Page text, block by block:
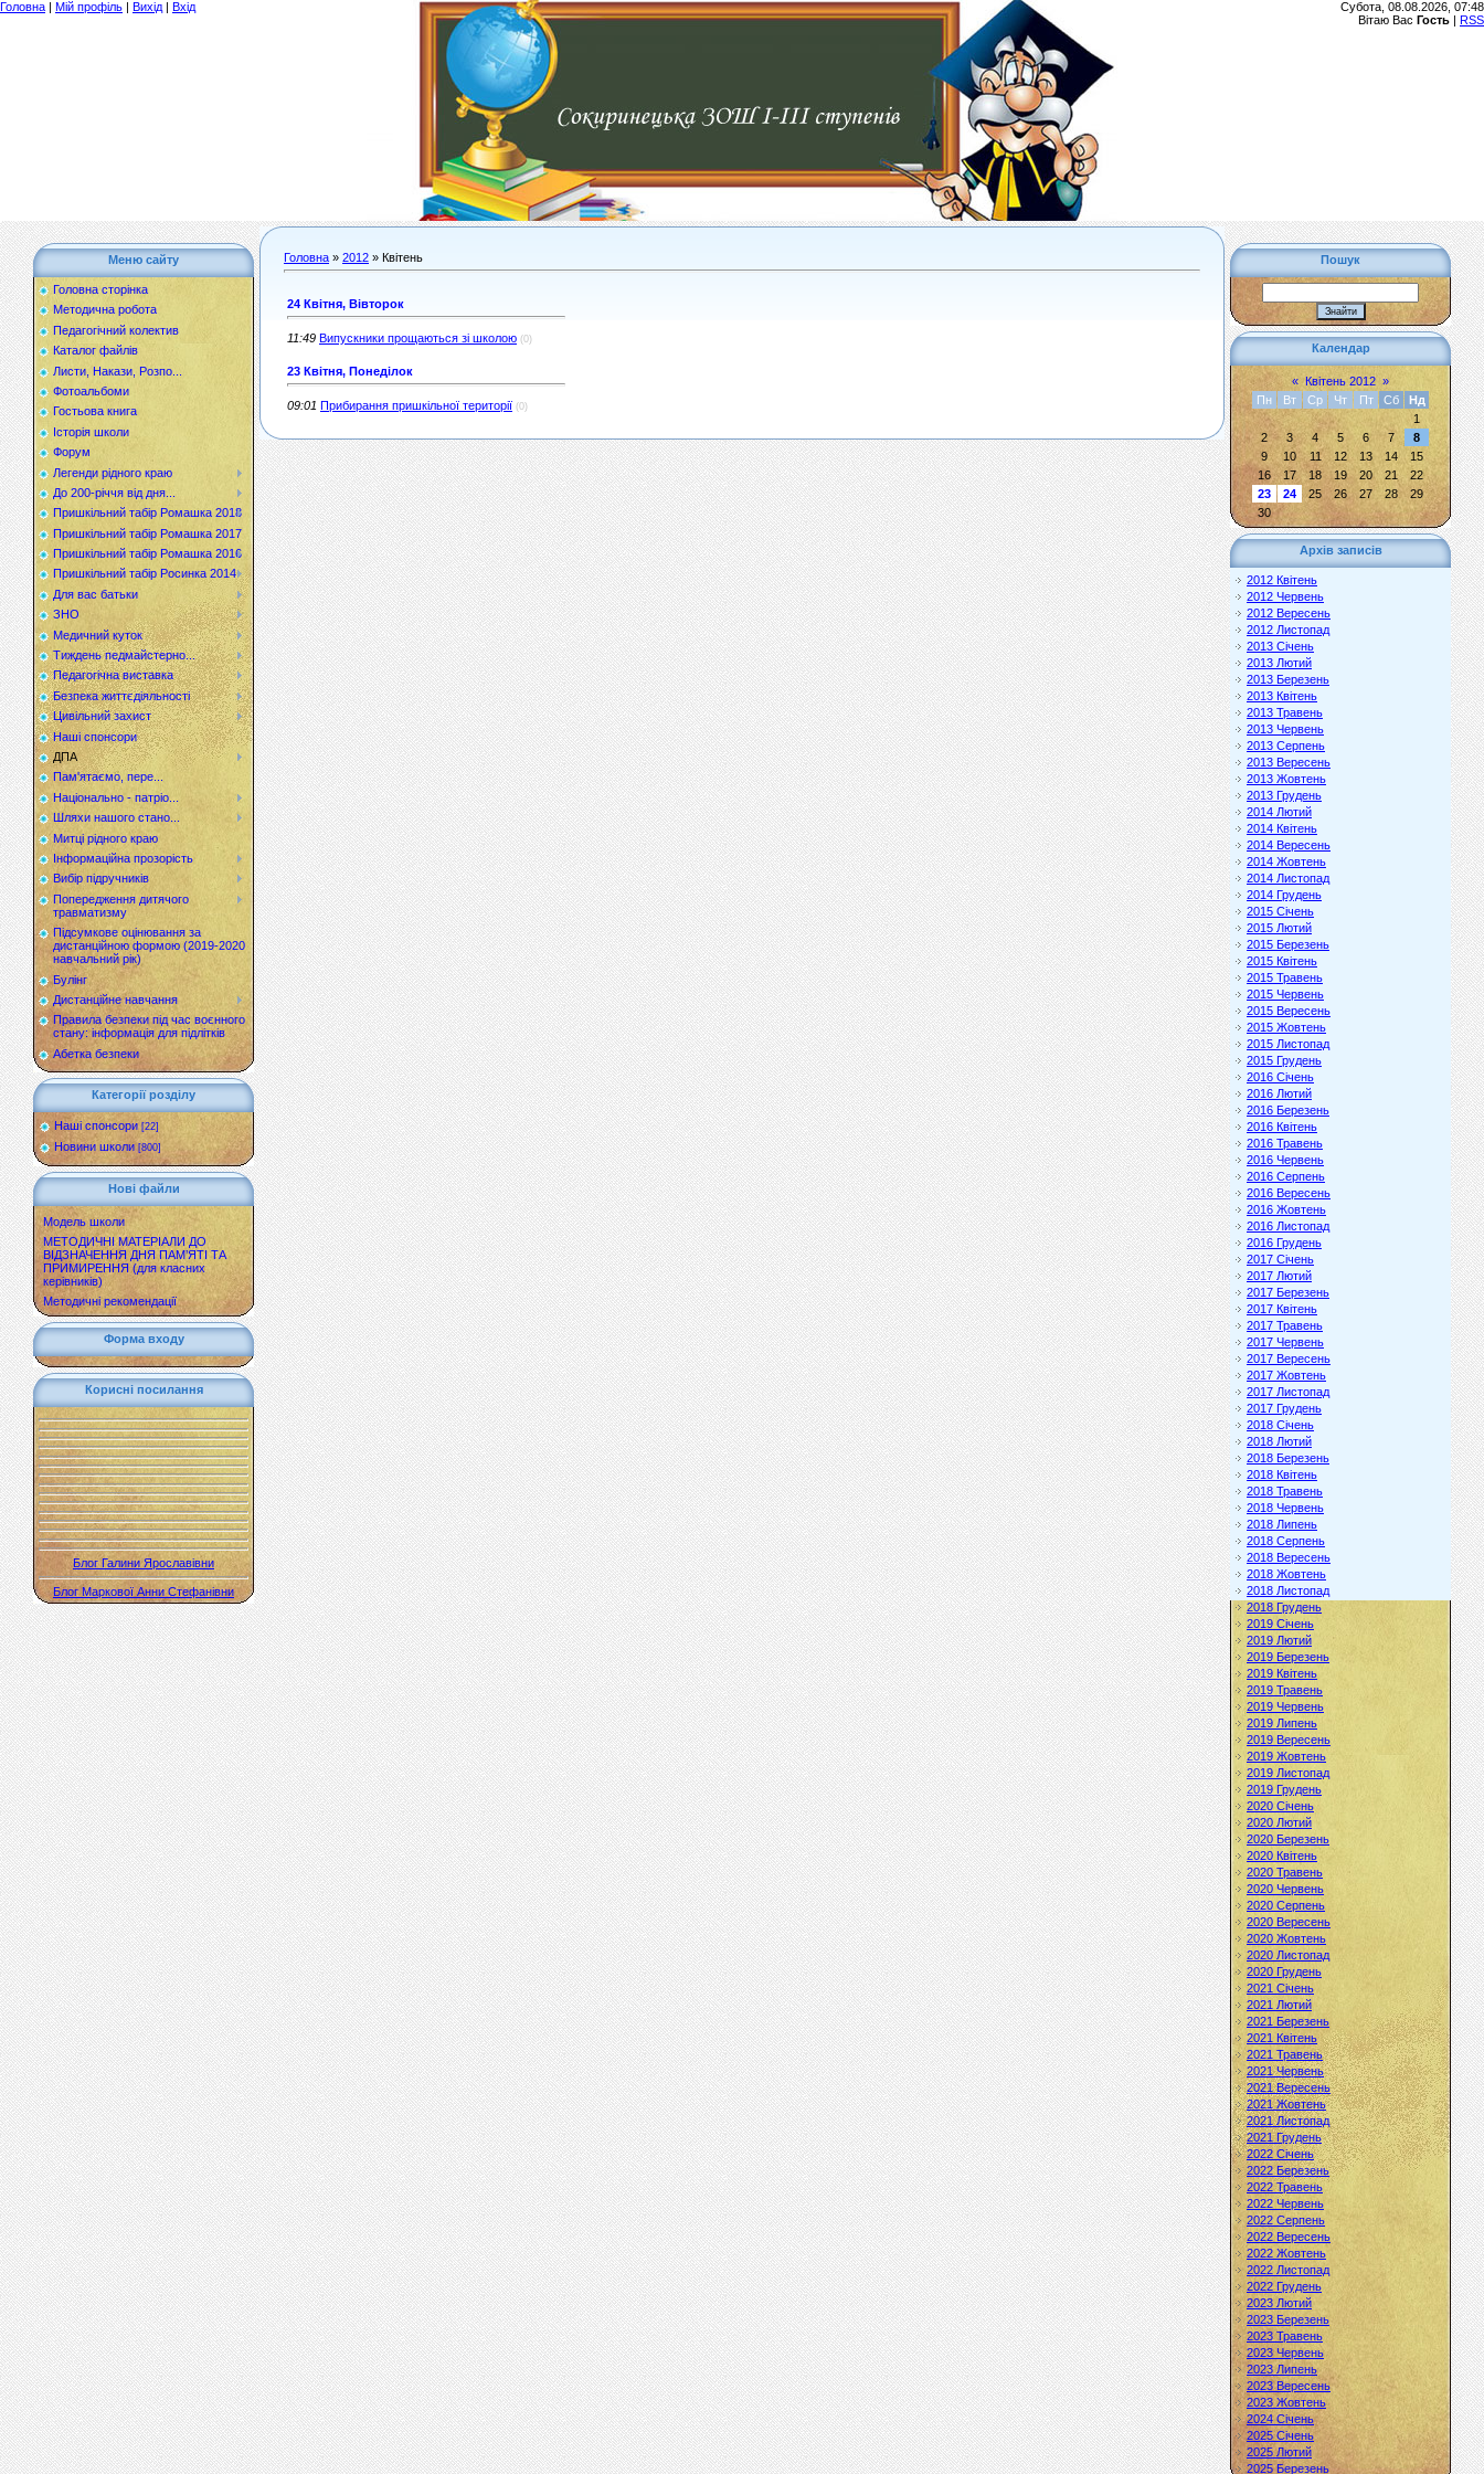
Головна | Мій профіль | Вихід | Вхід
Субота, 08.08.2026, 07:48
Вітаю Вас Гость | RSS
Меню сайту
Головна сторінка
Методична робота
Педагогічний колектив
Каталог файлів
Листи, Накази, Розпо...
Фотоальбоми
Гостьова книга
Історія школи
Форум
Легенди рідного краю
До 200-річчя від дня...
Пришкільний табір Ромашка 2018
Пришкільний табір Ромашка 2017
Пришкільний табір Ромашка 2016
Пришкільний табір Росинка 2014
Для вас батьки
ЗНО
Медичний куток
Тиждень педмайстерно...
Педагогічна виставка
Безпека життєдіяльності
Цивільний захист
Наші спонсори
ДПА
Пам'ятаємо, пере...
Національно - патріо...
Шляхи нашого стано...
Митці рідного краю
Інформаційна прозорість
Вибір підручників
Попередження дитячого
травматизму
Підсумкове оцінювання за
дистанційною формою (2019-2020
навчальний рік)
Булінг
Дистанційне навчання
Правила безпеки під час воєнного
стану: інформація для підлітків
Абетка безпеки
Категорії розділу
Наші спонсори [22]
Новини школи [800]
Нові файли
Модель школи
МЕТОДИЧНІ МАТЕРІАЛИ ДО
ВІДЗНАЧЕННЯ ДНЯ ПАМ’ЯТІ ТА
ПРИМИРЕННЯ (для класних
керівників)
Методичні рекомендації
Форма входу
Корисні посилання
Блог Галини Ярославівни
Блог Маркової Анни Стефанівни
Головна » 2012 » Квітень
24 Квітня, Вівторок
11:49 Випускники прощаються зі школою (0)
23 Квітня, Понеділок
09:01 Прибирання пришкільної території (0)
Пошук
Календар
« Квітень 2012 »
Пн
Вт Ср Чт Пт Сб
Нд
1
2
3 4 5 6 7
8
9
10 11 12 13 14
15
16
17 18 19 20 21
22
23
24 25 26 27 28
29
30
Архів записів
2012 Квітень
2012 Червень
2012 Вересень
2012 Листопад
2013 Січень
2013 Лютий
2013 Березень
2013 Квітень
2013 Травень
2013 Червень
2013 Серпень
2013 Вересень
2013 Жовтень
2013 Грудень
2014 Лютий
2014 Квітень
2014 Вересень
2014 Жовтень
2014 Листопад
2014 Грудень
2015 Січень
2015 Лютий
2015 Березень
2015 Квітень
2015 Травень
2015 Червень
2015 Вересень
2015 Жовтень
2015 Листопад
2015 Грудень
2016 Січень
2016 Лютий
2016 Березень
2016 Квітень
2016 Травень
2016 Червень
2016 Серпень
2016 Вересень
2016 Жовтень
2016 Листопад
2016 Грудень
2017 Січень
2017 Лютий
2017 Березень
2017 Квітень
2017 Травень
2017 Червень
2017 Вересень
2017 Жовтень
2017 Листопад
2017 Грудень
2018 Січень
2018 Лютий
2018 Березень
2018 Квітень
2018 Травень
2018 Червень
2018 Липень
2018 Серпень
2018 Вересень
2018 Жовтень
2018 Листопад
2018 Грудень
2019 Січень
2019 Лютий
2019 Березень
2019 Квітень
2019 Травень
2019 Червень
2019 Липень
2019 Вересень
2019 Жовтень
2019 Листопад
2019 Грудень
2020 Січень
2020 Лютий
2020 Березень
2020 Квітень
2020 Травень
2020 Червень
2020 Серпень
2020 Вересень
2020 Жовтень
2020 Листопад
2020 Грудень
2021 Січень
2021 Лютий
2021 Березень
2021 Квітень
2021 Травень
2021 Червень
2021 Вересень
2021 Жовтень
2021 Листопад
2021 Грудень
2022 Січень
2022 Березень
2022 Травень
2022 Червень
2022 Серпень
2022 Вересень
2022 Жовтень
2022 Листопад
2022 Грудень
2023 Лютий
2023 Березень
2023 Травень
2023 Червень
2023 Липень
2023 Вересень
2023 Жовтень
2024 Січень
2025 Січень
2025 Лютий
2025 Березень